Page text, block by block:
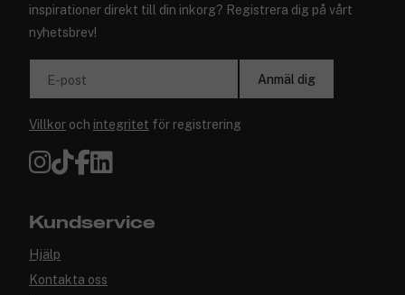
inspirationer direkt till din inkorg? Registrera dig på vårt
nyhetsbrev!
E-post Anmäl dig
Villkor och integritet för registrering
Kundservice
Hjälp
Kontakta oss